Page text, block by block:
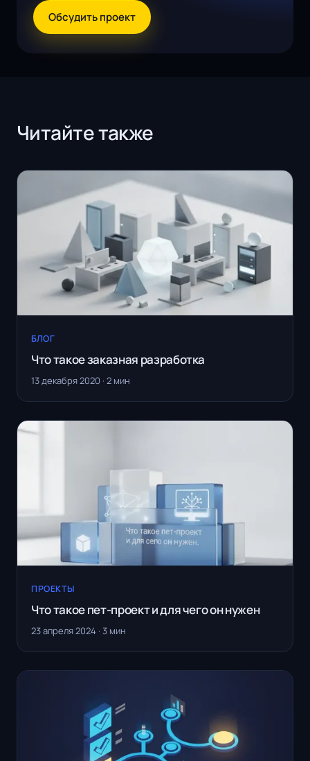
Обсудить проект
Читайте также
БЛОГ
Что такое заказная разработка
13 декабря 2020 · 2 мин
ПРОЕКТЫ
Что такое пет-проект и для чего он нужен
23 апреля 2024 · 3 мин